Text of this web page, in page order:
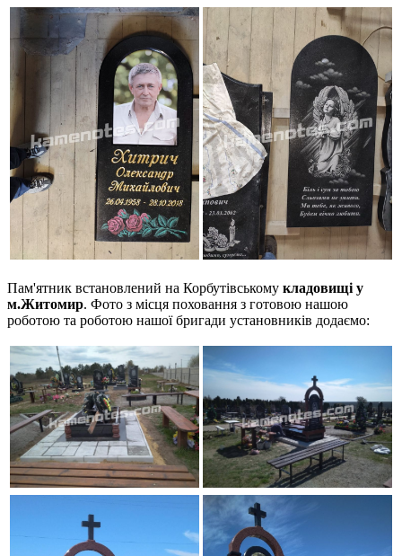
Пам'ятник встановлений на Корбутівському кладовищі у
м.Житомир. Фото з місця поховання з готовою нашою
роботою та роботою нашої бригади установників додаємо: